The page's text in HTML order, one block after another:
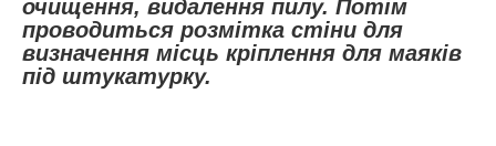
очищення, видалення пилу. Потім
проводиться розмітка стіни для
визначення місць кріплення для маяків
під штукатурку.